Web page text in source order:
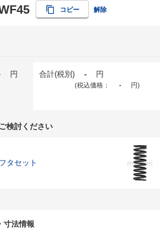
コピー 解除
円 合計(税別) - 円
(税込価格： - 円)
検討ください
タセット
寸法情報